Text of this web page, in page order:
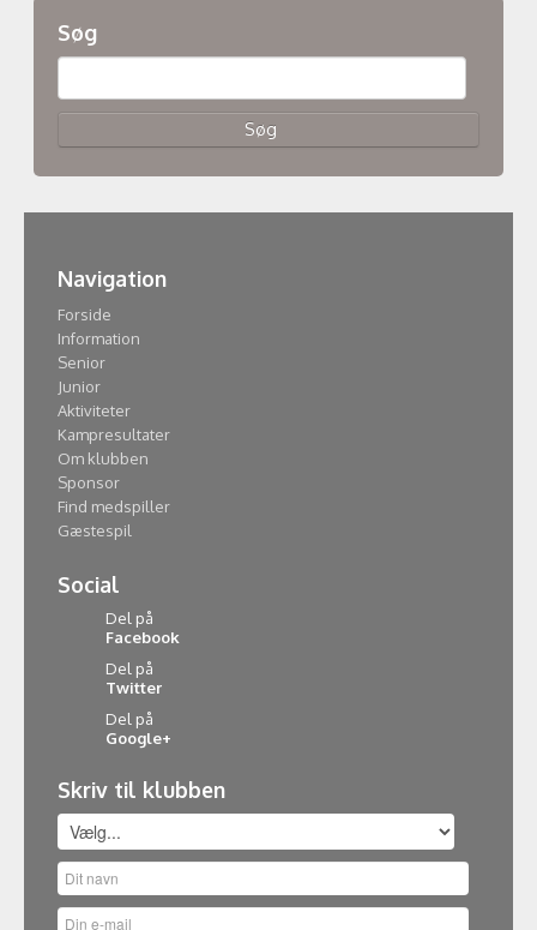
Søg
Navigation
Forside
Information
Senior
Junior
Aktiviteter
Kampresultater
Om klubben
Sponsor
Find medspiller
Gæstespil
Social
Del på
Facebook
Del på
Twitter
Del på
Google+
Skriv til klubben